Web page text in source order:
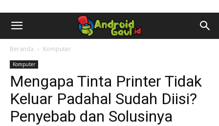
AndroidGaul.id
Beranda Komputer
Komputer
Mengapa Tinta Printer Tidak
Keluar Padahal Sudah Diisi?
Penyebab dan Solusinya